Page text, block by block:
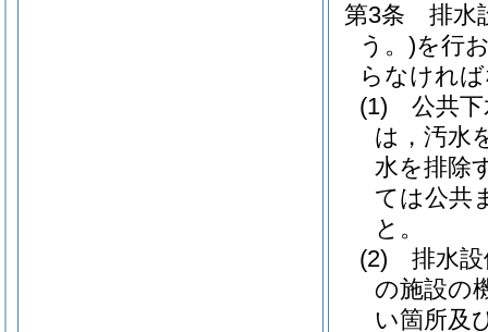
第3条
排水
う。)を行
らなけれ
(1)
公共
は，汚水
水を排除
ては公共
と。
(2)
排水
の施設の
い箇所及